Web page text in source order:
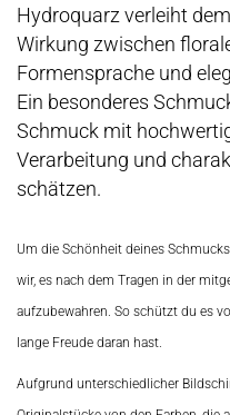
Hydroquarz verleiht
Wirkung zwischen
Formensprache und
Ein besonderes
Schmuck mit
Verarbeitung und
schätzen.
Um die Schönheit deines
wir, es nach dem Tragen in der
aufzubewahren. So schützt du es
lange Freude daran hast.
Aufgrund unterschiedlicher